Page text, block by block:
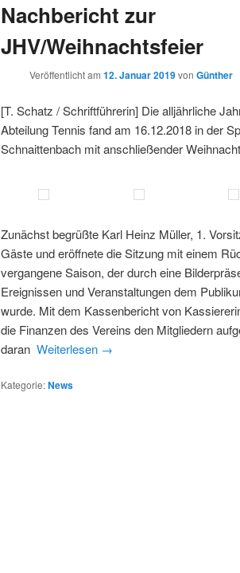
Nachbericht zur
JHV/Weihnachtsfeier
Veröffentlicht am 12. Januar 2019von Günther
[T. Schatz / Schriftführerin] Die alljährliche
Abteilung Tennis fand am 16.12.2018 in der
Schnaittenbach mit anschließender
Zunächst begrüßte Karl Heinz Müller, 1.
Gäste und eröffnete die Sitzung mit einem
vergangene Saison, der durch eine
Ereignissen und Veranstaltungen dem
wurde. Mit dem Kassenbericht von
die Finanzen des Vereins den Mitgliedern
daran Weiterlesen →
Kategorie:News